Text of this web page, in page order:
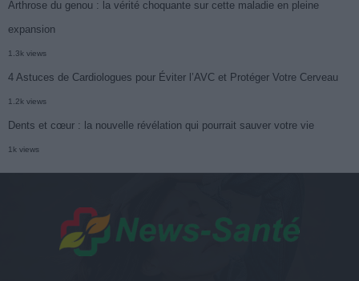
Arthrose du genou : la vérité choquante sur cette maladie en pleine
expansion
1.3k views
4 Astuces de Cardiologues pour Éviter l’AVC et Protéger Votre Cerveau
1.2k views
Dents et cœur : la nouvelle révélation qui pourrait sauver votre vie
1k views